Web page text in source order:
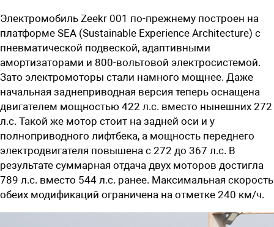
Электромобиль Zeekr 001 по-прежнему построен на
платформе SEA (Sustainable Experience Architecture) с
пневматической подвеской, адаптивными
амортизаторами и 800-вольтовой электросистемой.
Зато электромоторы стали намного мощнее. Даже
начальная заднеприводная версия теперь оснащена
двигателем мощностью 422 л.с. вместо нынешних 272
л.с. Такой же мотор стоит на задней оси и у
полноприводного лифтбека, а мощность переднего
электродвигателя повышена с 272 до 367 л.с. В
результате суммарная отдача двух моторов достигла
789 л.с. вместо 544 л.с. ранее. Максимальная скорость
обеих модификаций ограничена на отметке 240 км/ч.